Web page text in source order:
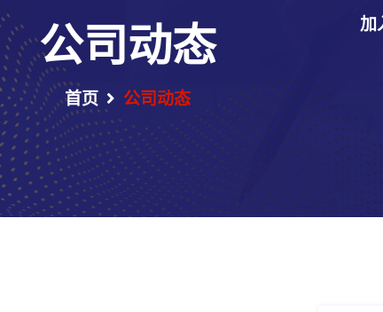
加
公司动态
首页 公司动态